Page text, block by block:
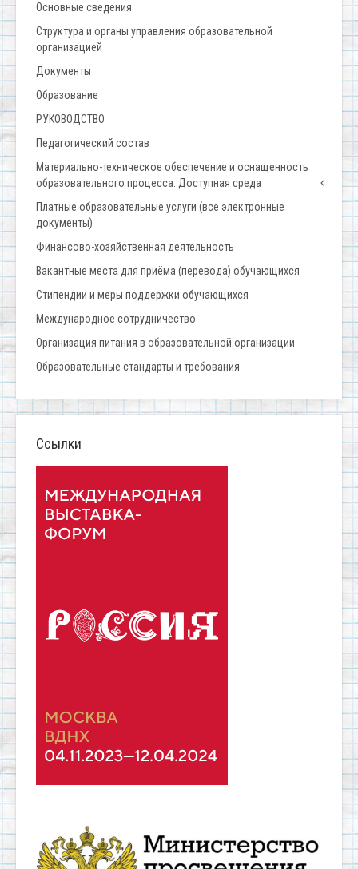
Основные сведения
Структура и органы управления образовательной
организацией
Документы
Образование
РУКОВОДСТВО
Педагогический состав
Материально-техническое обеспечение и оснащенность
образовательного процесса. Доступная среда
Платные образовательные услуги (все электронные
документы)
Финансово-хозяйственная деятельность
Вакантные места для приёма (перевода) обучающихся
Стипендии и меры поддержки обучающихся
Международное сотрудничество
Организация питания в образовательной организации
Образовательные стандарты и требования
Ссылки